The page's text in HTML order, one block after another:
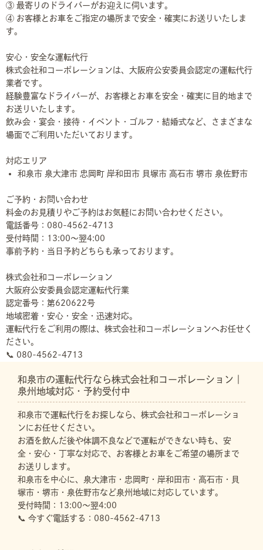
③ 最寄りのドライバーがお迎えに伺います。
④ お客様とお車をご指定の場所まで安全・確実にお送りいたしま
す。
安心・安全な運転代行
株式会社和コーポレーションは、大阪府公安委員会認定の運転代行
業者です。
経験豊富なドライバーが、お客様とお車を安全・確実に目的地まで
お送りいたします。
飲み会・宴会・接待・イベント・ゴルフ・結婚式など、さまざまな
場面でご利用いただいております。
対応エリア
和泉市 泉大津市 忠岡町 岸和田市 貝塚市 高石市 堺市 泉佐野市
ご予約・お問い合わせ
料金のお見積りやご予約はお気軽にお問い合わせください。
電話番号：080-4562-4713
受付時間：13:00～翌4:00
事前予約・当日予約どちらも承っております。
株式会社和コーポレーション
大阪府公安委員会認定運転代行業
認定番号：第620622号
地域密着・安心・安全・迅速対応。
運転代行をご利用の際は、株式会社和コーポレーションへお任せく
ださい。
📞 080-4562-4713
和泉市の運転代行なら株式会社和コーポレーション｜
泉州地域対応・予約受付中
和泉市で運転代行をお探しなら、株式会社和コーポレーショ
ンにお任せください。
お酒を飲んだ後や体調不良などで運転ができない時も、安
全・安心・丁寧な対応で、お客様とお車をご希望の場所まで
お送りします。
和泉市を中心に、泉大津市・忠岡町・岸和田市・高石市・貝
塚市・堺市・泉佐野市など泉州地域に対応しています。
受付時間：13:00～翌4:00
📞 今すぐ電話する：080-4562-4713